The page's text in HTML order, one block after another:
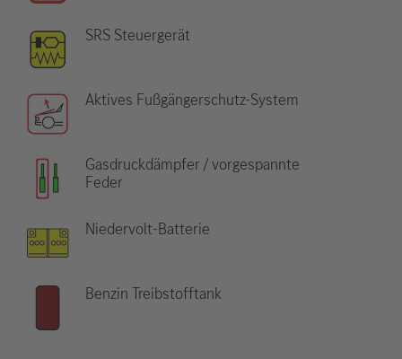
SRS Steuergerät
Aktives Fußgängerschutz-System
Gasdruckdämpfer / vorgespannte
Feder
Niedervolt-Batterie
Benzin Treibstofftank